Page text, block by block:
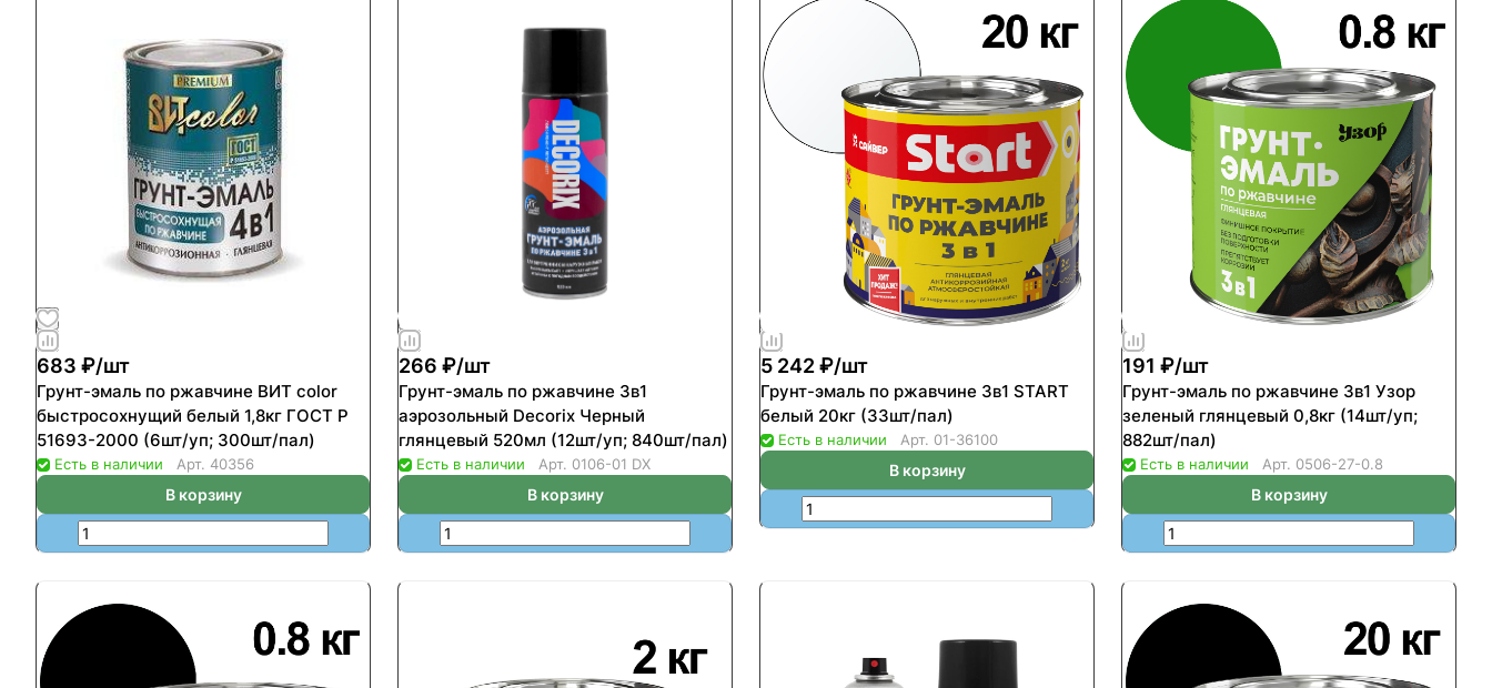
683 ₽/шт
Грунт-эмаль по ржавчине ВИТ color
быстросохнущий белый 1,8кг ГОСТ Р
51693-2000 (6шт/уп; 300шт/пал)
Есть в наличии Арт. 40356
В корзину
266 ₽/шт
Грунт-эмаль по ржавчине 3в1
аэрозольный Decorix Черный
глянцевый 520мл (12шт/уп; 840шт/пал)
Есть в наличии Арт. 0106-01 DX
В корзину
5 242 ₽/шт
Грунт-эмаль по ржавчине 3в1 START
белый 20кг (33шт/пал)
Есть в наличии Арт. 01-36100
В корзину
191 ₽/шт
Грунт-эмаль по ржавчине 3в1 Узор
зеленый глянцевый 0,8кг (14шт/уп;
882шт/пал)
Есть в наличии Арт. 0506-27-0.8
В корзину